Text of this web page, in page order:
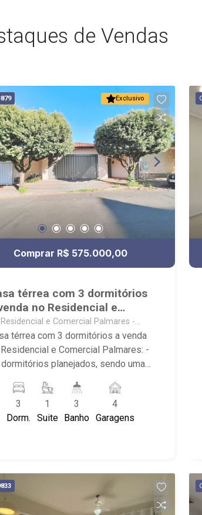
de Vendas
Exclusivo
Comprar R$ 575.000,00
térrea com 3 dormitórios
no Residencial e
Palmares
Residencial e Comercial Palmares -
Ribeirão Preto/SP
térrea com 3 dormitórios a venda
e Comercial Palmares: -
planejados, sendo uma
- Sala de TV; - Escritório; -
planejada; - Despensa; - Área
Serviço; - Edícula; - Quintal; -
3
Dorm.
1
Suite
3
Banho
4
Garagens